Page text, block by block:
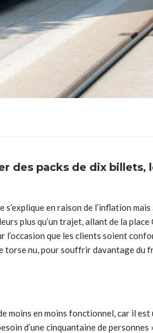
des packs de dix
en raison de l’inflation
plus qu’un trajet, allant de la place
que les clients soient
torse nu, pour souffrir davantage du
moins en moins fonctionnel, car il est
d’une cinquantaine de personnes